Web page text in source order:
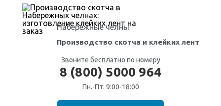
Набережные челны
Производство скотча и клейких лент
Звоните бесплатно по номеру
8 (800) 5000 964
Пн.-Пт. 9:00-18:00